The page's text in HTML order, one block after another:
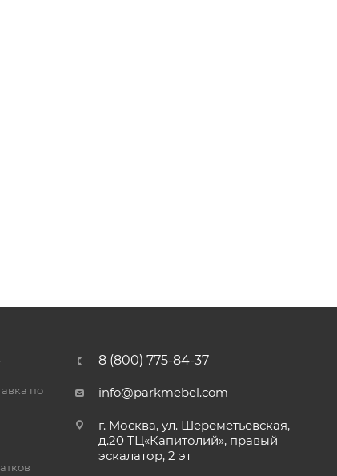
по
8 (800) 775-84-37
info@parkmebel.com
г. Москва, ул. Шереметьевская,
д.20 ТЦ«Капитолий», правый
эскалатор, 2 эт